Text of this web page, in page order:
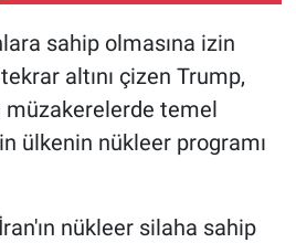
sağlıyor
sahip olmasına izin
altını çizen Trump,
müzakerelerde temel
ülkenin nükleer programı
nükleer silaha sahip